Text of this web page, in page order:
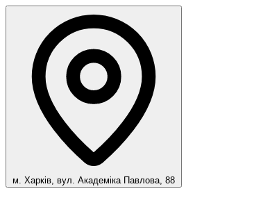
м. Харків, вул. Академіка Павлова, 88